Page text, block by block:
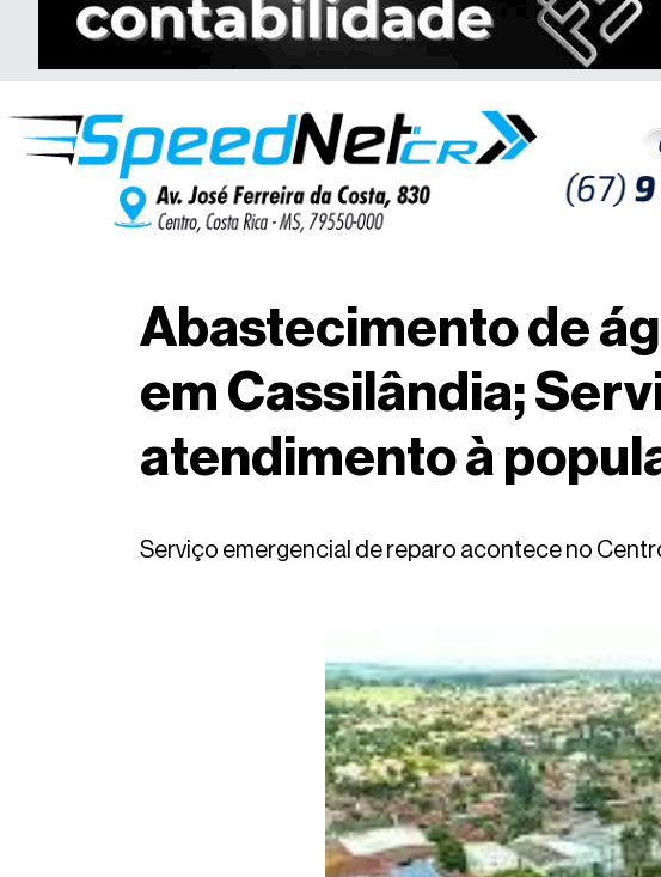
Abastecimento de
em Cassilândia;
atendimento à
Serviço emergencial de reparo acontece no